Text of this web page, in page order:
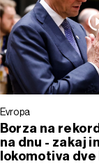
Evropa
Borza na
na dnu - zakaj
lokomotiva